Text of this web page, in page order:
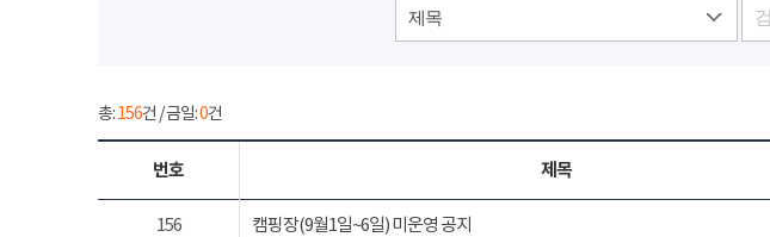
제목
총:156건 / 금일:0건
번호 제목
156 캠핑장(9월1일~6일) 미운영 공지